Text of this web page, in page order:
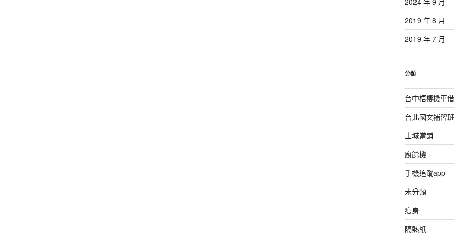
2019 年 8 月
2019 年 7 月
分類
台中梧棲機車
台北國文補習班
土城當鋪
廚餘機
手機追蹤app
未分類
瘦身
隔熱紙